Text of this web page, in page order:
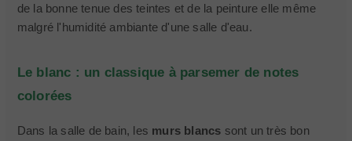
de la bonne tenue des teintes et de la peinture elle même
malgré l'humidité ambiante d'une salle d'eau.
Le blanc : un classique à parsemer de notes
colorées
Dans la salle de bain, les murs blancs sont un très bon